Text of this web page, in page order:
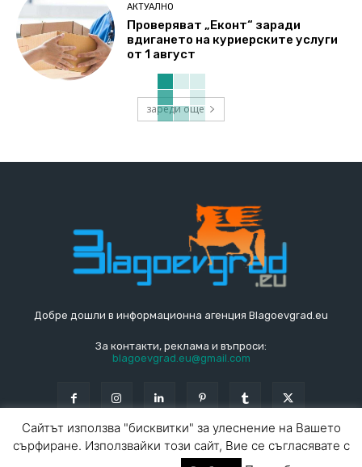
АКТУАЛНО
Проверяват „Еконт“ заради
вдигането на куриерските услуги
от 1 август
зареди още
Добре дошли в информационна агенция Blagoevgrad.eu
За контакти, реклама и въпроси:
blagoevgrad.eu@gmail.com
Сайтът използва "бисквитки" за улеснение на Вашето
сърфиране. Използвайки този сайт, Вие се съгласявате с